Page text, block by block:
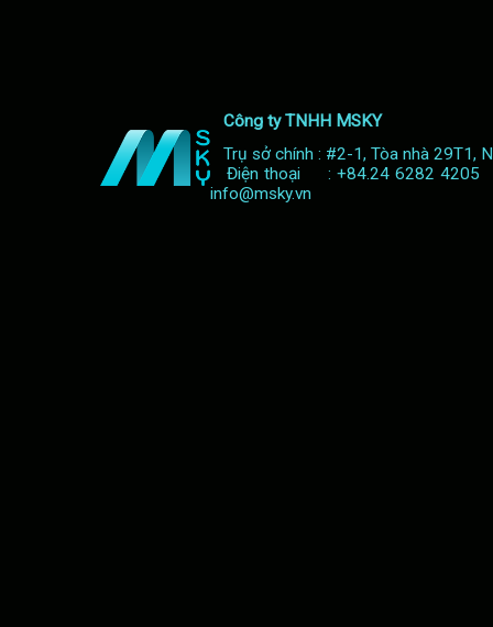
là không thể bàn cãi.
Công ty TNHH MSKY
Trụ sở chính : #2-1, Tòa nhà 29T1,
Điện thoại : +84.24 6282
info@msky.vn